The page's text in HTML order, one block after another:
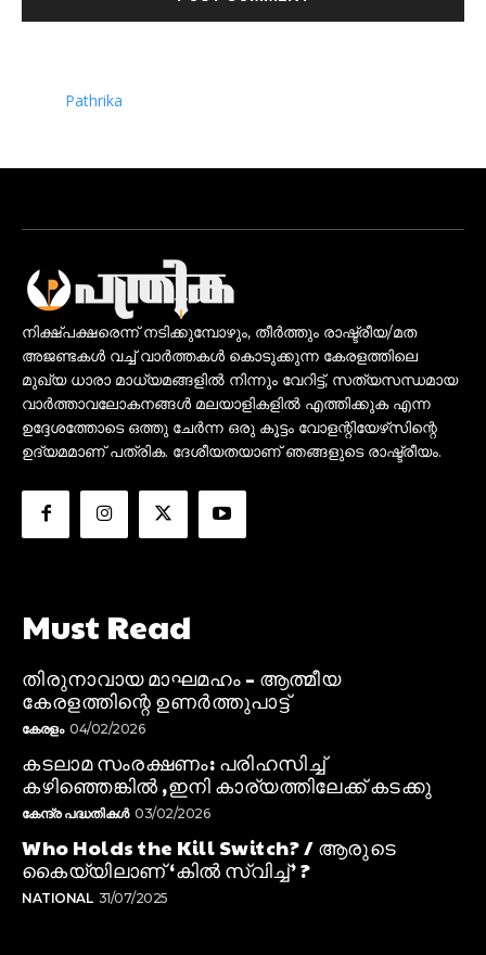
Pathrika
നിക്ഷ്പക്ഷരെന്ന് നടിക്കുമ്പോഴും, തീർത്തും രാഷ്ട്രീയ/മത
അജണ്ടകൾ വച്ച് വാർത്തകൾ കൊടുക്കുന്ന കേരളത്തിലെ
മുഖ്യ ധാരാ മാധ്യമങ്ങളിൽ നിന്നും വേറിട്ട്, സത്യസന്ധമായ
വാർത്താവലോകനങ്ങൾ മലയാളികളിൽ എത്തിക്കുക എന്ന
ഉദ്ദേശത്തോടെ ഒത്തു ചേർന്ന ഒരു കൂട്ടം വോളന്റിയേഴ്‌സിന്റെ
ഉദ്യമമാണ് പത്രിക. ദേശീയതയാണ് ഞങ്ങളുടെ രാഷ്ട്രീയം.
Must Read
തിരുനാവായ മാഘമഹം – ആത്മീയ
കേരളത്തിന്റെ ഉണർത്തുപാട്ട്
കേരളം 04/02/2026
കടലാമ സംരക്ഷണം: പരിഹസിച്ച്
കഴിഞ്ഞെങ്കിൽ ,ഇനി കാര്യത്തിലേക്ക് കടക്കു
കേന്ദ്ര പദ്ധതികൾ 03/02/2026
Who Holds the Kill Switch? / ആരുടെ
കൈയ്യിലാണ് ‘കിൽ സ്വിച്ച്’ ?
NATIONAL 31/07/2025